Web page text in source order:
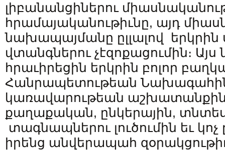
լիբանանցիներու
հրամայականութիւնը, այդ
նախապայմանը ըլլալով
վտանգներու չէզոքացումին։
հրաւիրեցին երկրին բոլոր
Հանրապետութեան
կառավարութեան
քաղաքական, ընկերային,
տագնապներու լուծումին եւ կոչ
իրենց անվերապահ